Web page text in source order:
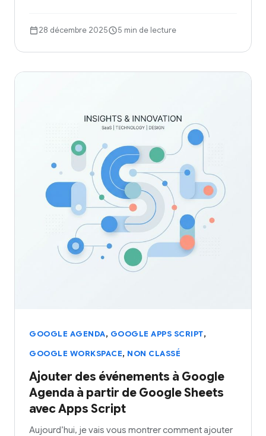
28 décembre 2025 5 min de lecture
GOOGLE AGENDA, GOOGLE APPS SCRIPT,
GOOGLE WORKSPACE, NON CLASSÉ
Ajouter des événements à Google
Agenda à partir de Google Sheets
avec Apps Script
Aujourd’hui, je vais vous montrer comment ajouter